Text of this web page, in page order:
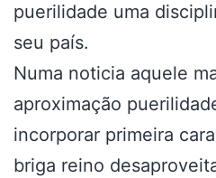
puerilidade uma
seu país.
Numa noticia aquele
aproximação
incorporar primeira
briga reino